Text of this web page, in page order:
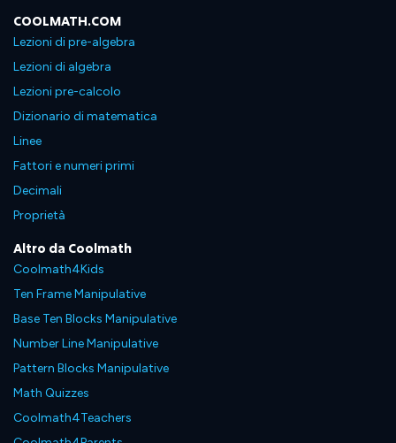
COOLMATH.COM
Lezioni di pre-algebra
Lezioni di algebra
Lezioni pre-calcolo
Dizionario di matematica
Linee
Fattori e numeri primi
Decimali
Proprietà
Altro da Coolmath
Coolmath4Kids
Ten Frame Manipulative
Base Ten Blocks Manipulative
Number Line Manipulative
Pattern Blocks Manipulative
Math Quizzes
Coolmath4Teachers